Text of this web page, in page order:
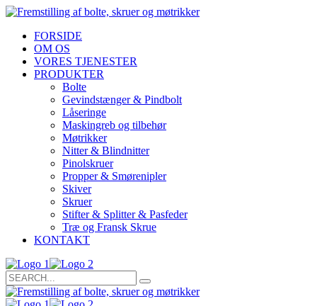
FORSIDE
OM OS
VORES TJENESTER
PRODUKTER
Bolte
Gevindstænger & Pindbolt
Låseringe
Maskingreb og tilbehør
Møtrikker
Nitter & Blindnitter
Pinolskruer
Propper & Smørenipler
Skiver
Skruer
Stifter & Splitter & Pasfeder
Træ og Fransk Skrue
KONTAKT
Search
for: